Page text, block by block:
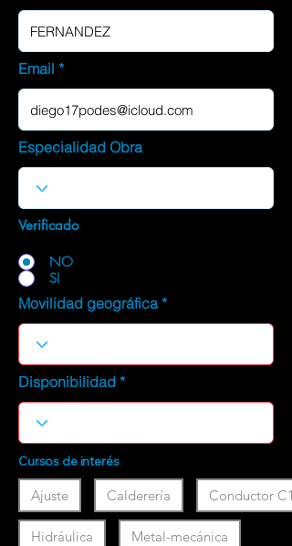
Email
Especialidad Obra
Verificado
NO
SI
Movilidad geográfica
Disponibilidad
Cursos de interés
Ajuste Calderería Conductor C1
Hidráulica Metal-mecánica